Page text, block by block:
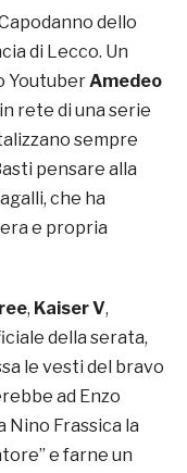
dello
di Lecco. Un
YoutuberAmedeo
rete di una serie
sempre
pensare alla
che ha
e propria
, Kaiser V,
della serata,
le vesti del bravo
ad Enzo
Nino Frassica la
e farne un